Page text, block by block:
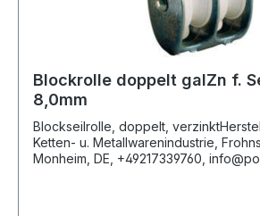
Blockrolle doppelt galZn f.
8,0mm
Blockseilrolle, doppelt,
Ketten- u. Metallwarenindustrie,
Monheim, DE, +49217339760,